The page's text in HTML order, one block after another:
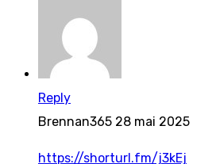
Reply
Brennan365 28 mai 2025
https://shorturl.fm/j3kEj